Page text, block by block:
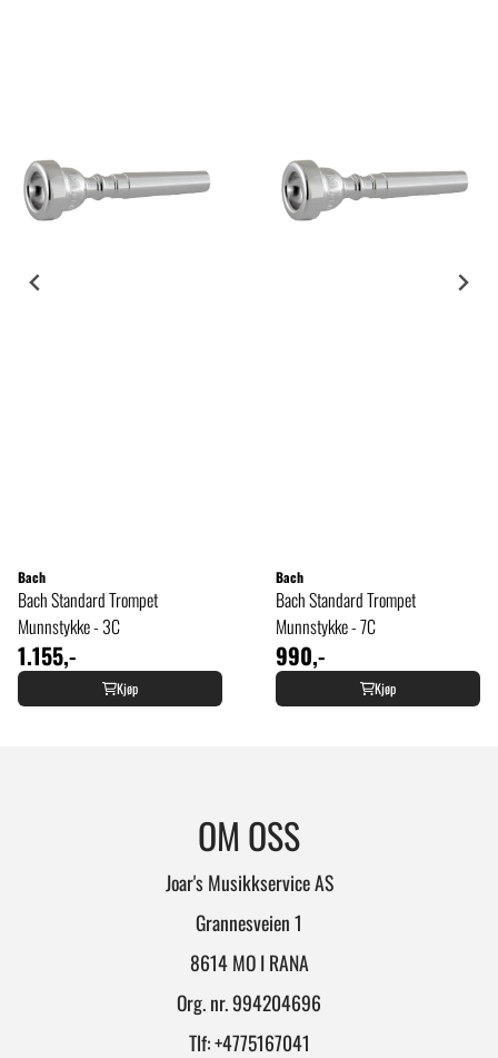
Bach
Bach Standard Trompet
Munnstykke - 3C
1.155,-
Kjøp
Bach
Bach Standard Trompet
Munnstykke - 7C
990,-
Kjøp
OM OSS
Joar's Musikkservice AS
Grannesveien 1
8614 MO I RANA
Org. nr. 994204696
Tlf:+4775167041